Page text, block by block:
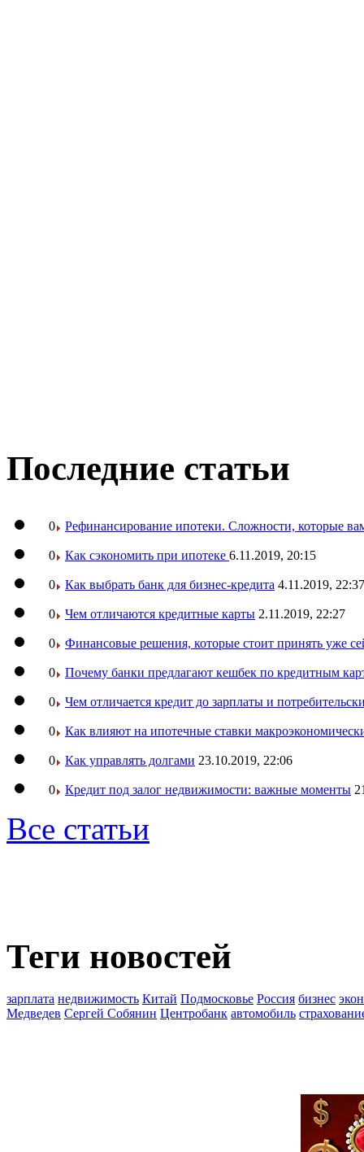
Последние статьи
0 Рефинансирование ипотеки. Сложности, которые
0 Как сэкономить при ипотеке 6.11.2019, 20:15
0 Как выбрать банк для бизнес-кредита 4.11.2019, 22:37
0 Чем отличаются кредитные карты 2.11.2019, 22:27
0 Финансовые решения, которые стоит принять уже
0 Почему банки предлагают кешбек по кредитным
0 Чем отличается кредит до зарплаты и
0 Как влияют на ипотечные ставки
0 Как управлять долгами 23.10.2019, 22:06
0 Кредит под залог недвижимости: важные моменты
Все статьи
Теги новостей
зарплата недвижимость Китай Подмосковье Россия бизнес
Медведев Сергей Собянин Центробанк автомобиль